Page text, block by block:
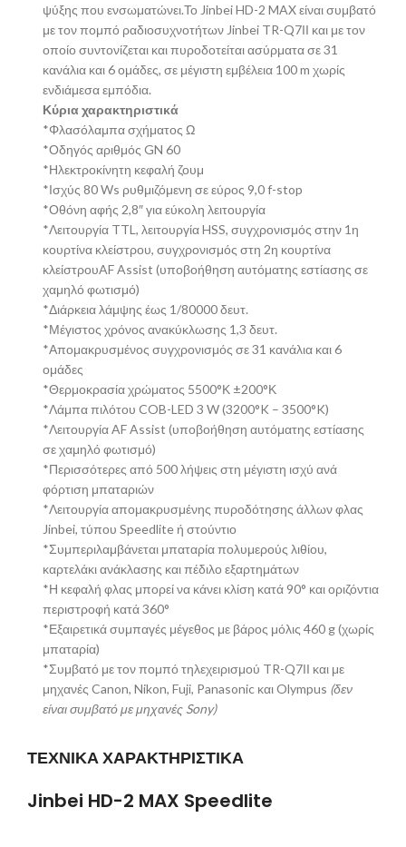
ψύξης που ενσωματώνει.Το Jinbei HD-2 MAX είναι συμβατό
με τον πομπό ραδιοσυχνοτήτων Jinbei TR-Q7ΙΙ και με τον
οποίο συντονίζεται και πυροδοτείται ασύρματα σε 31
κανάλια και 6 ομάδες, σε μέγιστη εμβέλεια 100 m χωρίς
ενδιάμεσα εμπόδια.
Κύρια χαρακτηριστικά
*Φλασόλαμπα σχήματος Ω
*Οδηγός αριθμός GN 60
*Ηλεκτροκίνητη κεφαλή ζουμ
*Ισχύς 80 Ws ρυθμιζόμενη σε εύρος 9,0 f-stop
*Οθόνη αφής 2,8″ για εύκολη λειτουργία
*Λειτουργία TTL, λειτουργία HSS, συγχρονισμός στην 1η
κουρτίνα κλείστρου, συγχρονισμός στη 2η κουρτίνα
κλείστρουAF Assist (υποβοήθηση αυτόματης εστίασης σε
χαμηλό φωτισμό)
*Διάρκεια λάμψης έως 1/80000 δευτ.
*Μέγιστος χρόνος ανακύκλωσης 1,3 δευτ.
*Απομακρυσμένος συγχρονισμός σε 31 κανάλια και 6
ομάδες
*Θερμοκρασία χρώματος 5500°Κ ±200°Κ
*Λάμπα πιλότου COB-LED 3 W (3200°K – 3500°K)
*Λειτουργία AF Assist (υποβοήθηση αυτόματης εστίασης
σε χαμηλό φωτισμό)
*Περισσότερες από 500 λήψεις στη μέγιστη ισχύ ανά
φόρτιση μπαταριών
*Λειτουργία απομακρυσμένης πυροδότησης άλλων φλας
Jinbei, τύπου Speedlite ή στούντιο
*Συμπεριλαμβάνεται μπαταρία πολυμερούς λιθίου,
καρτελάκι ανάκλασης και πέδιλο εξαρτημάτων
*Η κεφαλή φλας μπορεί να κάνει κλίση κατά 90° και οριζόντια
περιστροφή κατά 360°
*Εξαιρετικά συμπαγές μέγεθος με βάρος μόλις 460 g (χωρίς
μπαταρία)
*Συμβατό με τον πομπό τηλεχειρισμού TR-Q7ΙΙ και με
μηχανές Canon, Nikon, Fuji, Panasonic και Olympus (δεν
είναι συμβατό με μηχανές Sony)
ΤΕΧΝΙΚΑ ΧΑΡΑΚΤΗΡΙΣΤΙΚΑ
Jinbei HD-2 MAX Speedlite